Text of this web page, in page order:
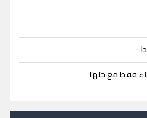
فقط مع حلها